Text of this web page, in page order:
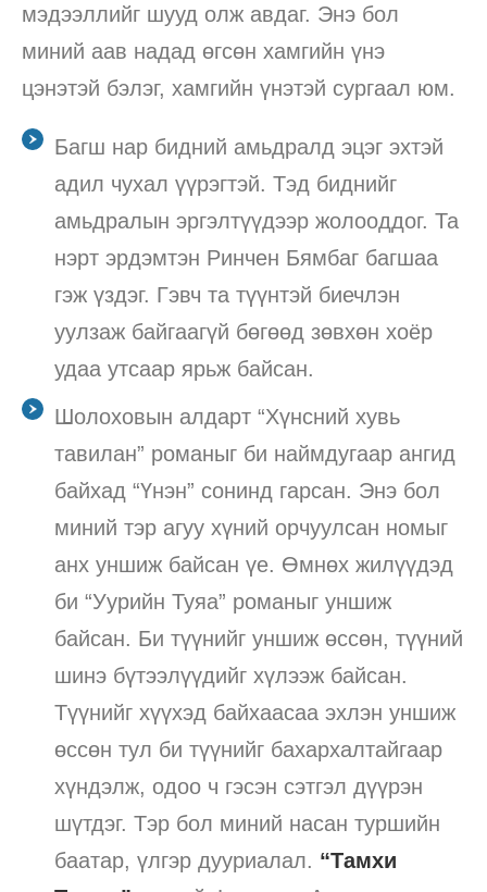
мэдээллийг шууд олж авдаг. Энэ бол
миний аав надад өгсөн хамгийн үнэ
цэнэтэй бэлэг, хамгийн үнэтэй сургаал юм.
Багш нар бидний амьдралд эцэг эхтэй
адил чухал үүрэгтэй. Тэд биднийг
амьдралын эргэлтүүдээр жолооддог. Та
нэрт эрдэмтэн Ринчен Бямбаг багшаа
гэж үздэг. Гэвч та түүнтэй биечлэн
уулзаж байгаагүй бөгөөд зөвхөн хоёр
удаа утсаар ярьж байсан.
Шолоховын алдарт “Хүнсний хувь
тавилан” романыг би наймдугаар ангид
байхад “Үнэн” сонинд гарсан. Энэ бол
миний тэр агуу хүний орчуулсан номыг
анх уншиж байсан үе. Өмнөх жилүүдэд
би “Уурийн Туяа” романыг уншиж
байсан. Би түүнийг уншиж өссөн, түүний
шинэ бүтээлүүдийг хүлээж байсан.
Түүнийг хүүхэд байхаасаа эхлэн уншиж
өссөн тул би түүнийг бахархалтайгаар
хүндэлж, одоо ч гэсэн сэтгэл дүүрэн
шүтдэг. Тэр бол миний насан туршийн
баатар, үлгэр дууриалал. “Тамхи